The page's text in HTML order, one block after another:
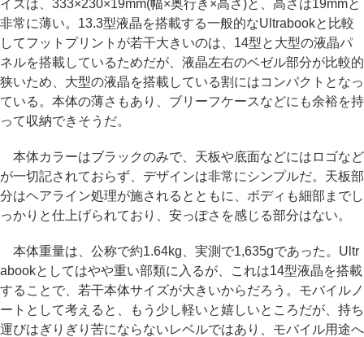
イズは、333×230×19mm(幅×奥行き×高さ)と、高さは19mmと
非常に薄い。13.3型液晶を搭載する一般的なUltrabookと比較
してフットプリントが若干大きいのは、14型と大型の液晶パ
ネルを搭載しているためだが、液晶左右のベゼル部分が比較的
狭いため、大型の液晶を搭載している割にはコンパクトとなっ
ている。本体の薄さもあり、ブリーフケースなどにも余裕を持
って収納できそうだ。
本体カラーはブラックのみで、天板や底面などにはロゴなど
が一切記されておらず、デザインは非常にシンプルだ。天板部
分はヘアライン処理が施されるとともに、ボディも細部までし
っかりと仕上げられており、安っぽさを感じる部分はない。
本体重量は、公称で約1.64kg、実測で1,635gであった。Ultr
abookとしてはやや重い部類に入るが、これは14型液晶を搭載
することで、若干本体サイズが大きいからだろう。モバイルノ
ートとして考えると、もう少し軽いと嬉しいところだが、持ち
運びはぎりぎり苦にならないレベルではあり、モバイル用途へ